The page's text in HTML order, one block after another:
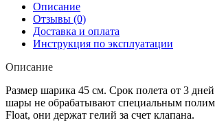
Описание
Отзывы (0)
Доставка и оплата
Инструкция по эксплуатации
Описание
Размер шарика 45 см. Срок полета от 3
шары не обрабатывают специальным
Float, они держат гелий за счет клапана.